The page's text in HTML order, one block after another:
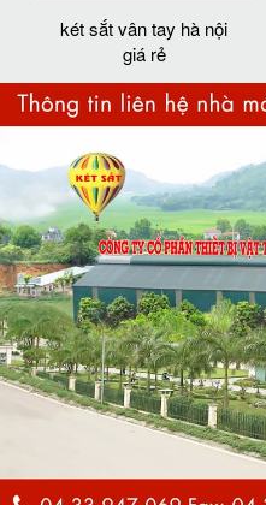
két sắt vân tay hà nội
giá rẻ